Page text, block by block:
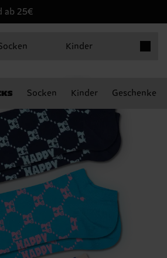
ab 25€
Kinder
Socken Kinder Geschenke